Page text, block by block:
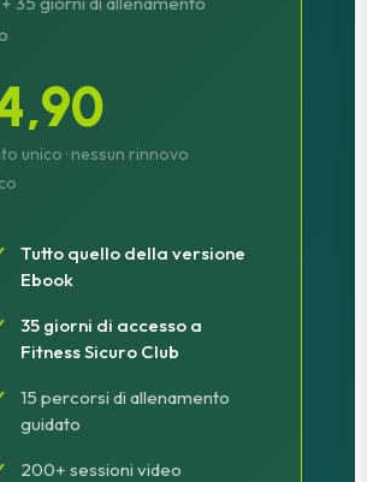
unico · nessun rinnovo
Tutto quello della versione
Ebook
35 giorni di accesso a
Fitness Sicuro Club
15 percorsi di allenamento
guidato
200+ sessioni video